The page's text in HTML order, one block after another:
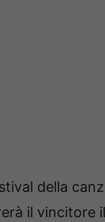
della
il vincitore